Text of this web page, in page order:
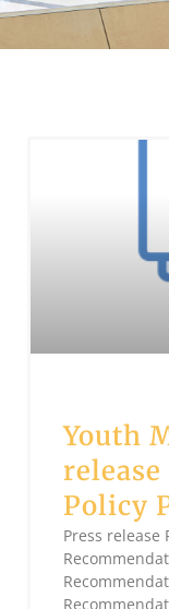
Youth
Policy
Press release